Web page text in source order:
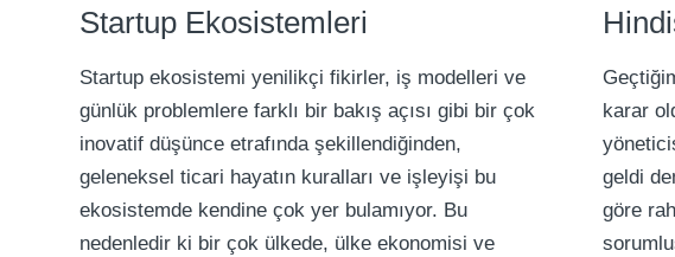
Startup Ekosistemleri
Startup ekosistemi yenilikçi fikirler, iş modelleri ve
günlük problemlere farklı bir bakış açısı gibi bir çok
inovatif düşünce etrafında şekillendiğinden,
geleneksel ticari hayatın kuralları ve işleyişi bu
ekosistemde kendine çok yer bulamıyor. Bu
nedenledir ki bir çok ülkede, ülke ekonomisi ve
karar
geldi
göre